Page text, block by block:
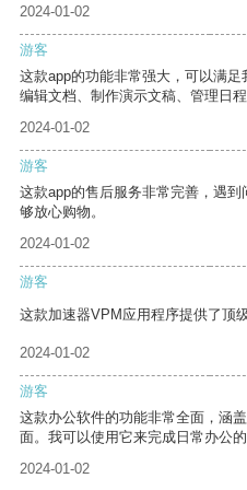
2024-01-02
游客
这款app的功能非常强大，可以满
编辑文档、制作演示文稿、管理日程
2024-01-02
游客
这款app的售后服务非常完善，遇
够放心购物。
2024-01-02
游客
这款加速器VPM应用程序提供了顶
2024-01-02
游客
这款办公软件的功能非常全面，涵
面。我可以使用它来完成日常办公
2024-01-02